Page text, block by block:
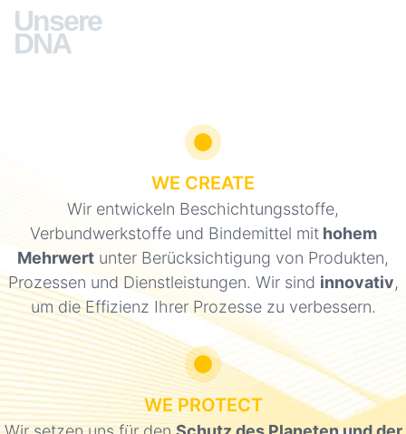
F&E
richtlinien
Niederlassungen
WELCHE
LACKE UND
COMPOSITE
LÖSUNGEN?
Unsere
Märkte
Lacke
Unsere
DNA
WE CREATE
Wir entwickeln Beschichtungsstoffe,
Verbundwerkstoffe und Bindemittel mithohem
Mehrwert unter Berücksichtigung von Produkten,
Prozessen und Dienstleistungen. Wir sind innovativ,
um die Effizienz Ihrer Prozesse zu verbessern.
WE PROTECT